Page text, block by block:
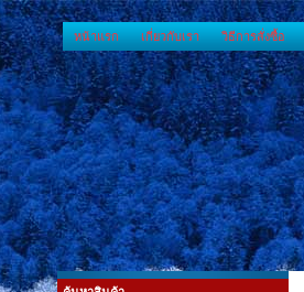
หน้าแรก เกี่ยวกับเรา วิธีการสั่งซื้อ